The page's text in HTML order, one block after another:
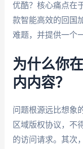
优酷？核心痛点在
款智能高效的回国
难题，并提供一个
为什么你
内内容？
问题根源远比想象
区域版权协议，不
的访问请求。其次